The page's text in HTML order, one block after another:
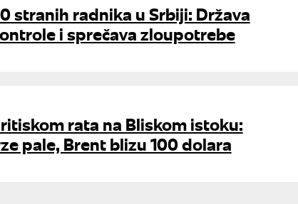
stranih radnika u Srbiji: Država
i sprečava zloupotrebe
rata na Bliskom istoku:
pale, Brent blizu 100 dolara